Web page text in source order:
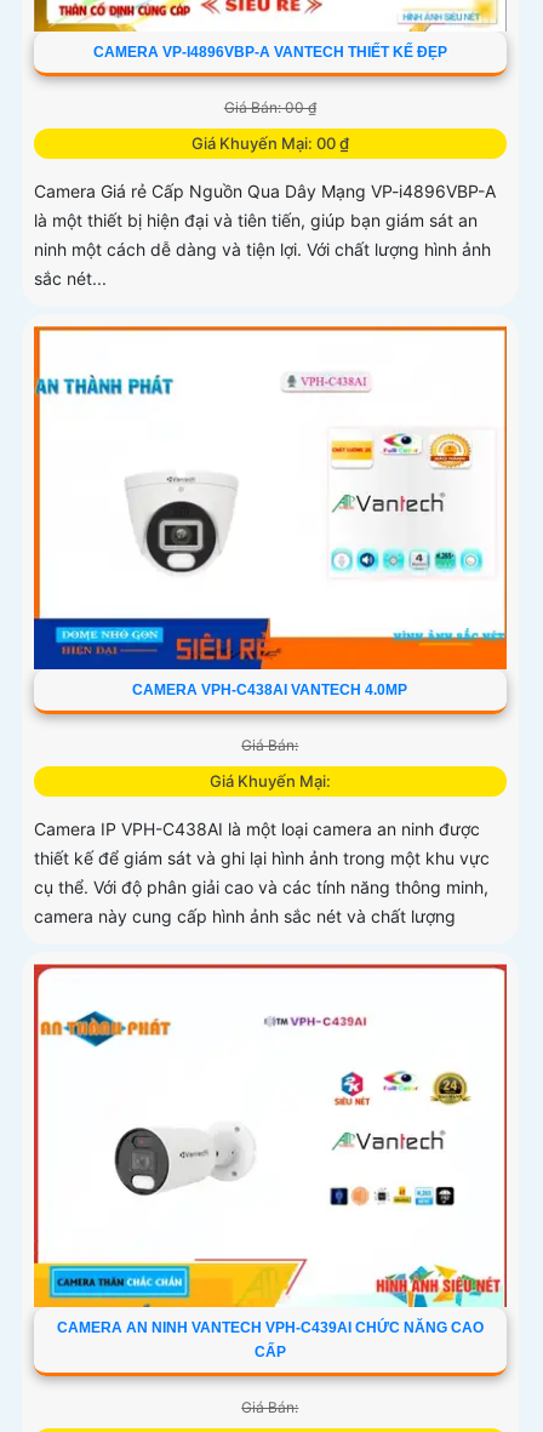
CAMERA VP-I4896VBP-A VANTECH THIẾT KẾ ĐẸP
Giá Bán: 00 ₫
Giá Khuyến Mại: 00 ₫
Camera Giá rẻ Cấp Nguồn Qua Dây Mạng VP-i4896VBP-A
là một thiết bị hiện đại và tiên tiến, giúp bạn giám sát an
ninh một cách dễ dàng và tiện lợi. Với chất lượng hình ảnh
sắc nét...
CAMERA VPH-C438AI VANTECH 4.0MP
Giá Bán:
Giá Khuyến Mại:
Camera IP VPH-C438AI là một loại camera an ninh được
thiết kế để giám sát và ghi lại hình ảnh trong một khu vực
cụ thể. Với độ phân giải cao và các tính năng thông minh,
camera này cung cấp hình ảnh sắc nét và chất lượng
CAMERA AN NINH VANTECH VPH-C439AI CHỨC NĂNG CAO
CẤP
Giá Bán: